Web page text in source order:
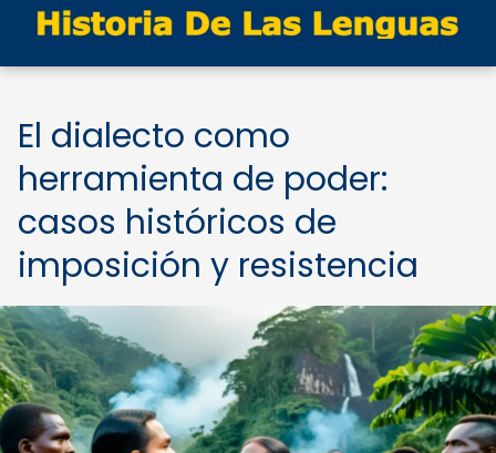
El dialecto como
herramienta de poder:
casos históricos de
imposición y resistencia